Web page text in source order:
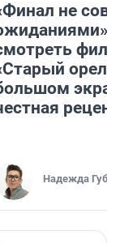
не
орел»
Надежда